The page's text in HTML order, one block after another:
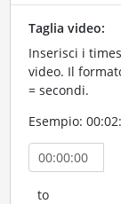
Taglia video:
Inserisci i
video. Il
= secondi.
Esempio:
to